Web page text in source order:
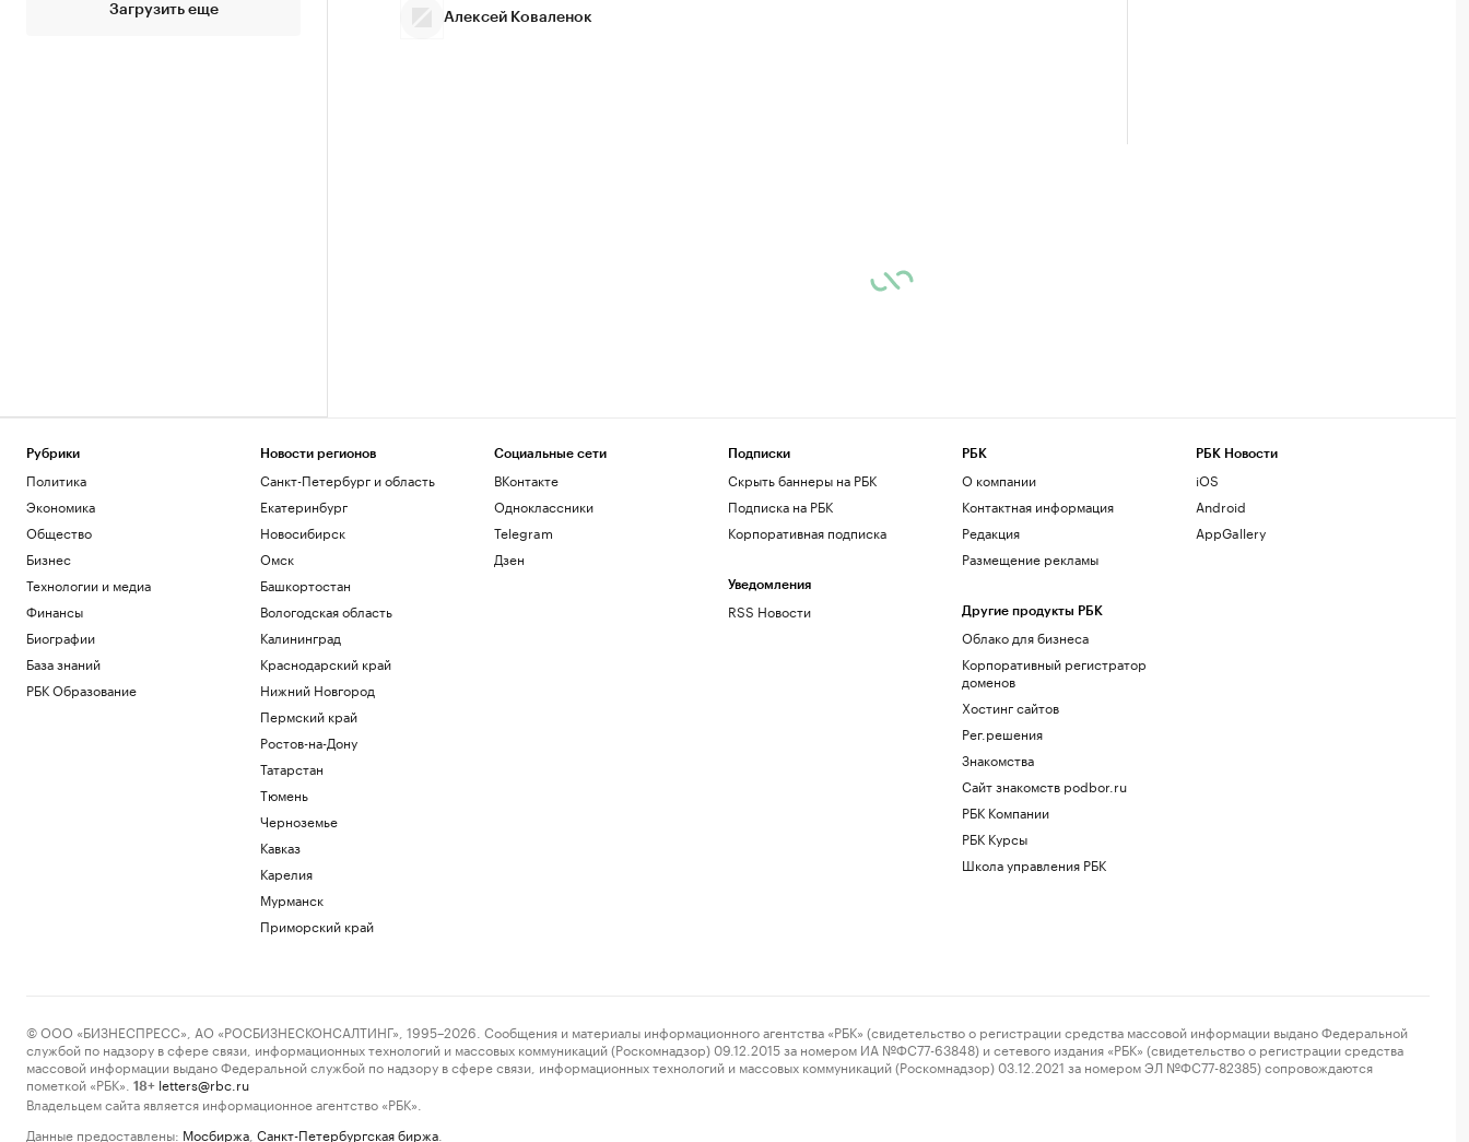
Загрузить еще
Алексей Коваленок
Рубрики
Политика
Экономика
Общество
Бизнес
Технологии и медиа
Финансы
Биографии
База знаний
РБК Образование
Новости регионов
Санкт-Петербург и область
Екатеринбург
Новосибирск
Омск
Башкортостан
Вологодская область
Калининград
Краснодарский край
Нижний Новгород
Пермский край
Ростов-на-Дону
Татарстан
Тюмень
Черноземье
Кавказ
Карелия
Мурманск
Приморский край
Социальные сети
ВКонтакте
Одноклассники
Telegram
Дзен
Подписки
Скрыть баннеры на РБК
Подписка на РБК
Корпоративная подписка
Уведомления
RSS Новости
РБК
О компании
Контактная информация
Редакция
Размещение рекламы
Другие продукты РБК
Облако для бизнеса
Корпоративный регистратор
доменов
Хостинг сайтов
Рег.решения
Знакомства
Сайт знакомств podbor.ru
РБК Компании
РБК Курсы
Школа управления РБК
РБК Новости
iOS
Android
AppGallery
© ООО «БИЗНЕСПРЕСС», АО «РОСБИЗНЕСКОНСАЛТИНГ», 1995–2026. Сообщения и материалы информационного агентства «РБК» (свидетельство о регистрации средства массовой информации выдано Федеральной
службой по надзору в сфере связи, информационных технологий и массовых коммуникаций (Роскомнадзор) 09.12.2015 за номером ИА №ФС77-63848) и сетевого издания «РБК» (свидетельство о регистрации средства
массовой информации выдано Федеральной службой по надзору в сфере связи, информационных технологий и массовых коммуникаций (Роскомнадзор) 03.12.2021 за номером ЭЛ №ФС77-82385) сопровождаются
пометкой «РБК».
18+ letters@rbc.ru
Владельцем сайта является информационное агентство «РБК».
Данные предоставлены: Мосбиржа Санкт-Петербургская биржа